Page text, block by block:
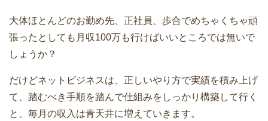
大体ほとんどのお勤め先、正社員、歩合でめちゃくちゃ頑
張ったとしても月収100万も行けばいいところでは無いで
しょうか？
だけどネットビジネスは、正しいやり方で実績を積み上げ
て、踏むべき手順を踏んで仕組みをしっかり構築して行く
と、毎月の収入は青天井に増えていきます。